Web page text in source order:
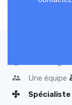
Une équipe
Spécialiste